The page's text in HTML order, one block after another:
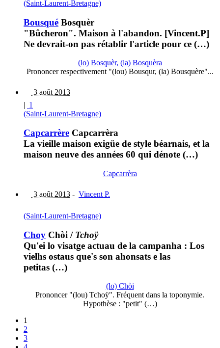
(Saint-Laurent-Bretagne)
Bousqué Bosquèr
"Bûcheron". Maison à l'abandon. [Vincent.P]
Ne devrait-on pas rétablir l'article pour ce (…)
(lo) Bosquèr, (la) Bosquèra
Prononcer respectivement "(lou) Bousqur, (la) Bousquère"...
3 août 2013
| 1
(Saint-Laurent-Bretagne)
Capcarrère Capcarrèra
La vieille maison exigüe de style béarnais, et la
maison neuve des années 60 qui dénote (…)
Capcarrèra
3 août 2013 - Vincent P.
(Saint-Laurent-Bretagne)
Choy Chòi / Tchoÿ
Qu'ei lo visatge actuau de la campanha : Los
vielhs ostaus que's son ahonsats e las
petitas (…)
(lo) Chòi
Prononcer "(lou) Tchoÿ". Fréquent dans la toponymie.
Hypothèse : "petit" (…)
1
2
3